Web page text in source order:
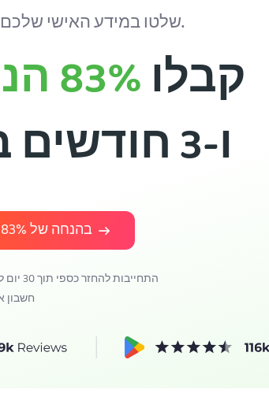
שלטו במידע האישי שלכם, מכל מקום בעולם.
קבלו83%
ו-3 חודשים במתנה
השיגו את PIA VPN בהנחה של83%
התחייבות להחזר כספי תוך 30 יום למשתמשים חדשים בלבד
חשבון